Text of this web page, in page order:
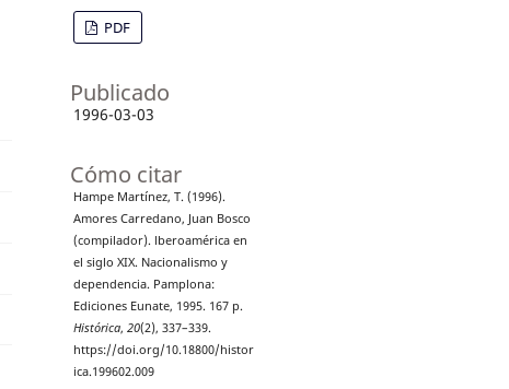
PDF
Publicado
1996-03-03
Cómo citar
Hampe Martínez, T. (1996).
Amores Carredano, Juan Bosco
(compilador). lberoamérica en
el siglo XIX. Nacionalismo y
dependencia. Pamplona:
Ediciones Eunate, 1995. 167 p.
Histórica, 20(2), 337–339.
https://doi.org/10.18800/histor
ica.199602.009